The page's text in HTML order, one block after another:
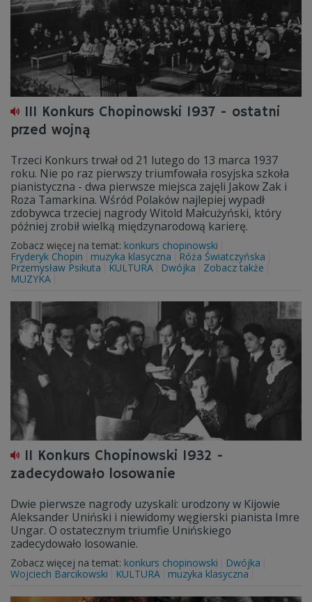
III Konkurs Chopinowski 1937 - ostatni
przed wojną
Trzeci Konkurs trwał od 21 lutego do 13 marca 1937
roku. Nie po raz pierwszy triumfowała rosyjska szkoła
pianistyczna - dwa pierwsze miejsca zajęli Jakow Zak i
Roza Tamarkina. Wśród Polaków najlepiej wypadł
zdobywca trzeciej nagrody Witold Małcużyński, który
później zrobił wielką międzynarodową karierę.
Zobacz więcej na temat: konkurs chopinowski
Fryderyk Chopin
muzyka klasyczna
Róża Światczyńska
Przemysław Psikuta
KULTURA Dwójka
Zobacz także
MUZYKA
II Konkurs Chopinowski 1932 -
zadecydowało losowanie
Dwie pierwsze nagrody uzyskali: urodzony w Kijowie
Aleksander Uniński i niewidomy węgierski pianista Imre
Ungar. O ostatecznym triumfie Unińskiego
zadecydowało losowanie.
Zobacz więcej na temat: konkurs chopinowski
Dwójka
Wojciech Barcikowski
KULTURA muzyka klasyczna